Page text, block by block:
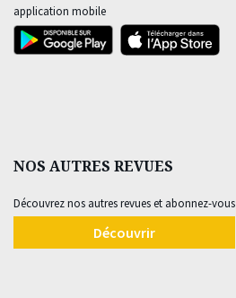
application mobile
NOS AUTRES REVUES
Découvrez nos autres revues et abonnez-vous
Découvrir